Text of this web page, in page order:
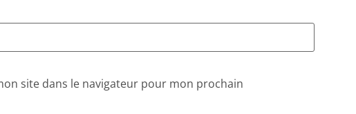
site dans le navigateur pour mon prochain